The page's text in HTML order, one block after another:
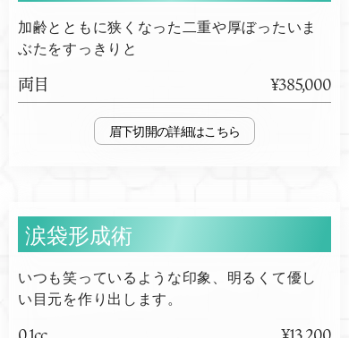
加齢とともに狭くなった二重や厚ぼったいま
ぶたをすっきりと
両目 ¥385,000
眉下切開
涙袋形成術
いつも笑っているような印象、明るくて優し
い目元を作り出します。